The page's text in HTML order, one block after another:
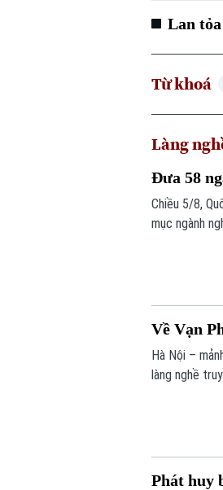
Lan
Từ khoá
Làng
Đưa 58
Chiều 5/8,
mục ngành
Về Vạn
Hà Nội –
làng nghề
Phát huy